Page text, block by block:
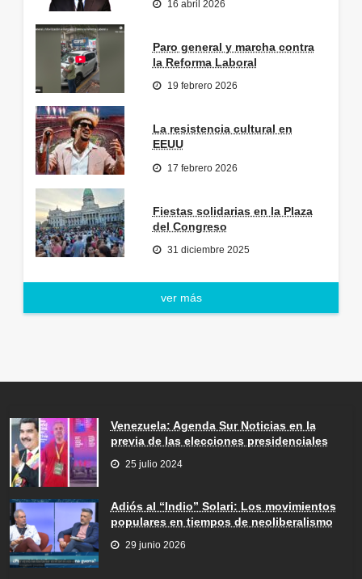
16 abril 2026
Paro general y marcha contra
la Reforma Laboral
19 febrero 2026
La resistencia cultural en
EEUU
17 febrero 2026
Fiestas solidarias en la Plaza
del Congreso
31 diciembre 2025
ver más
Venezuela: Agenda Sur Noticias en la
previa de las elecciones presidenciales
25 julio 2024
Adiós al “Indio” Solari: Los movimientos
populares en tiempos de neoliberalismo
29 junio 2026